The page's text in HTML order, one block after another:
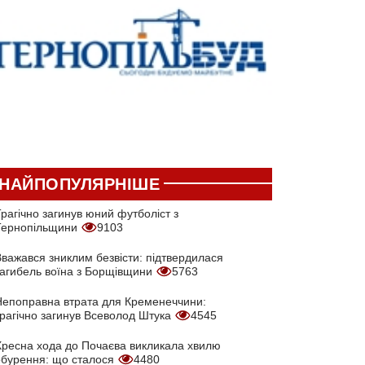
загинув юний футболіст з
9103
зниклим безвісти: підтвердилася
воїна з Борщівщини
5763
втрата для Кременеччини:
загинув Всеволод Штука
4545
хода до Почаєва викликала хвилю
що сталося
4480